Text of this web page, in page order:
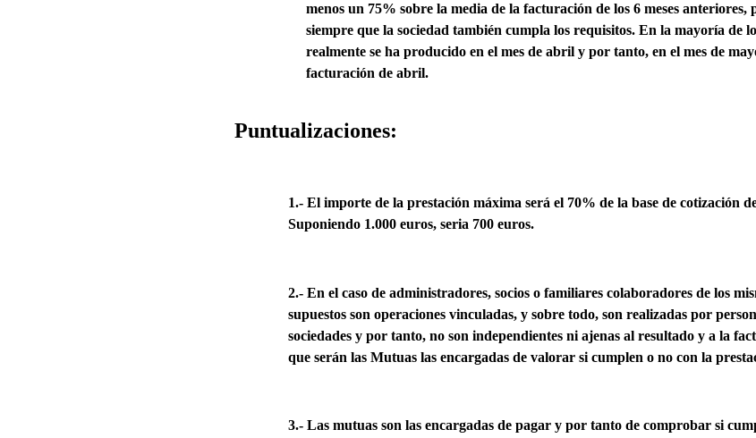
menos un 75% sobre la media de la facturación de los 6 meses
siempre que la sociedad también cumpla los requisitos. En la mayoría de
realmente se ha producido en el mes de abril y por tanto, en el mes de
facturación de abril.
Puntualizaciones:
1.- El importe de la prestación máxima será el 70% de la base de cotización
Suponiendo 1.000 euros, seria 700 euros.
2.- En el caso de administradores, socios o familiares colaboradores de los
supuestos son operaciones vinculadas, y sobre todo, son realizadas por
sociedades y por tanto, no son independientes ni ajenas al resultado y a la
que serán las Mutuas las encargadas de valorar si cumplen o no con la
3.- Las mutuas son las encargadas de pagar y por tanto de comprobar si